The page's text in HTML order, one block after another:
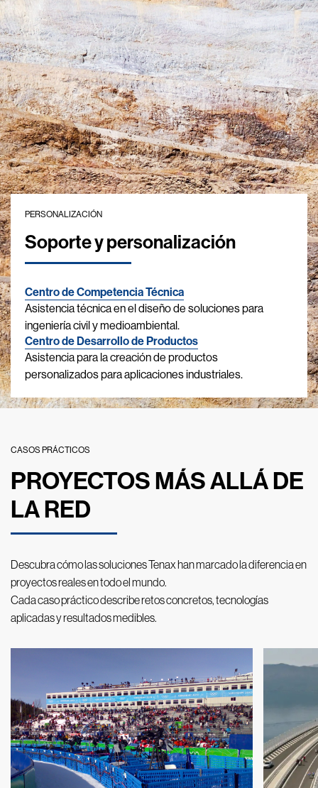
PERSONALIZACIÓN
Soporte y personalización
Centro de Competencia Técnica
Asistencia técnica en el diseño de soluciones para
ingeniería civil y medioambiental.
Centro de Desarrollo de Productos
Asistencia para la creación de productos
personalizados para aplicaciones industriales.
CASOS PRÁCTICOS
PROYECTOS MÁS ALLÁ DE
LA RED
Descubra cómo las soluciones Tenax han marcado la diferencia en
proyectos reales en todo el mundo.
Cada caso práctico describe retos concretos, tecnologías
aplicadas y resultados medibles.